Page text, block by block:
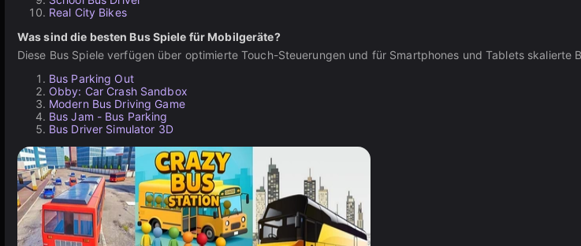
Real City Bikes
Was sind die besten Bus Spiele für Mobilgeräte?
Diese Bus Spiele verfügen über optimierte Touch-Steuerungen und für Smartphones und Tablets skalierte
Bus Parking Out
Obby: Car Crash Sandbox
Modern Bus Driving Game
Bus Jam - Bus Parking
Bus Driver Simulator 3D